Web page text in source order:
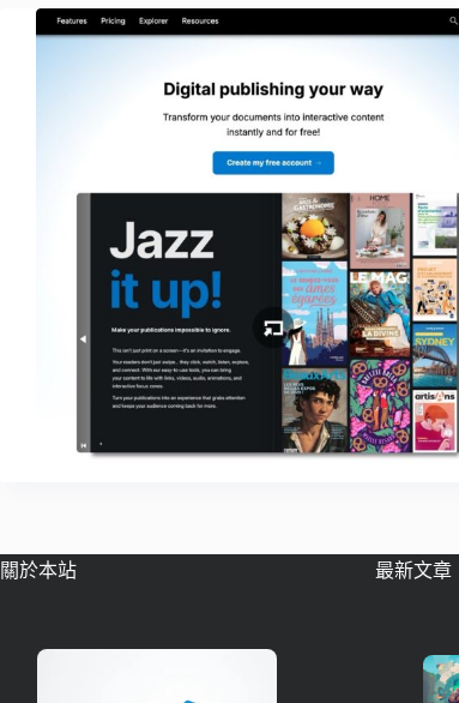
關於本站 最新文章